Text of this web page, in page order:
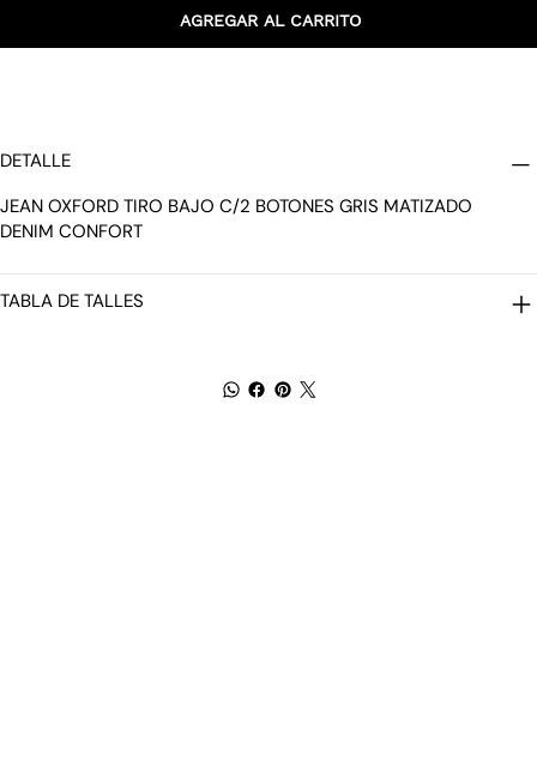
AGREGAR AL CARRITO
DETALLE
JEAN OXFORD TIRO BAJO C/2 BOTONES GRIS MATIZADO
DENIM CONFORT
TABLA DE TALLES